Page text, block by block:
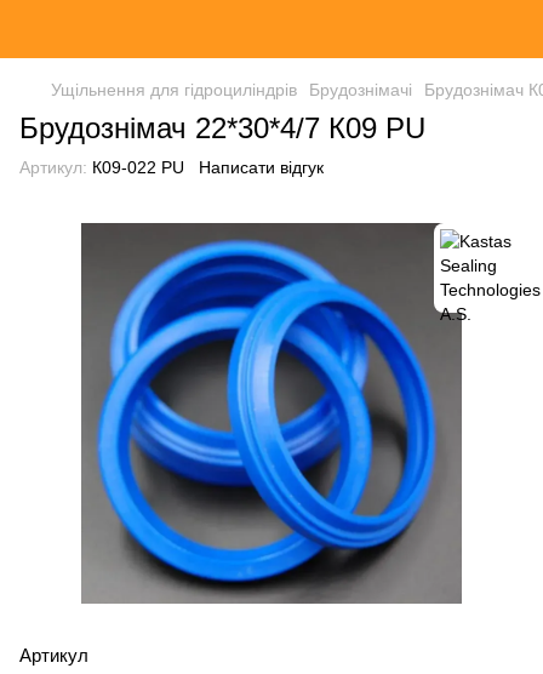
Ущільнення для гідроциліндрів Брудознімачі Брудознімач
Брудознімач 22*30*4/7 К09 PU
Артикул: К09-022 PU Написати відгук
Артикул